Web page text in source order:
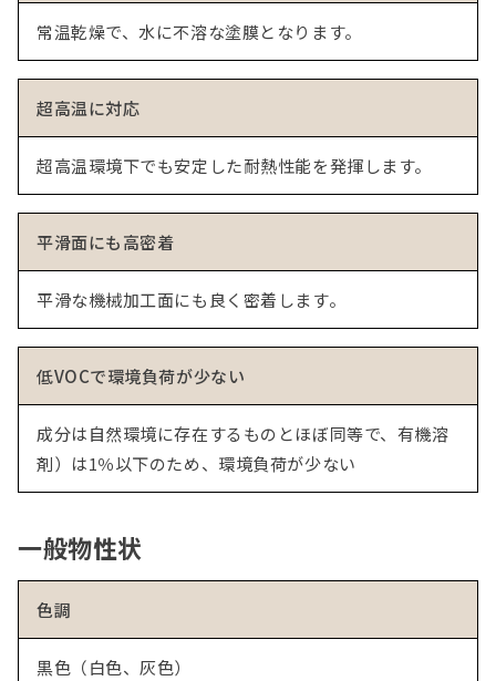
常温乾燥で、水に不溶な塗膜となります。
超高温に対応
超高温環境下でも安定した耐熱性能を発揮します。
平滑面にも高密着
平滑な機械加工面にも良く密着します。
低VOCで環境負荷が少ない
成分は自然環境に存在するものとほぼ同等で、有機溶
剤）は1％以下のため、環境負荷が少ない
一般物性状
色調
黒色（白色、灰色）